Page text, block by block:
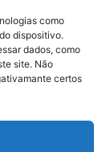
como
dispositivo.
dados, como
site. Não
certos